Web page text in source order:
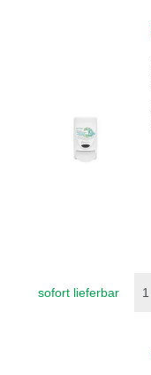
sofort lieferbar